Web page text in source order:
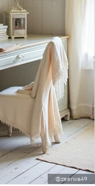
@zeerwa49